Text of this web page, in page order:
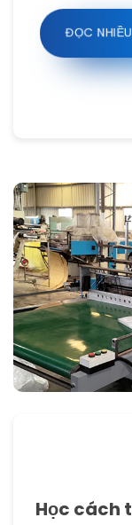
ĐỌC
Học cách